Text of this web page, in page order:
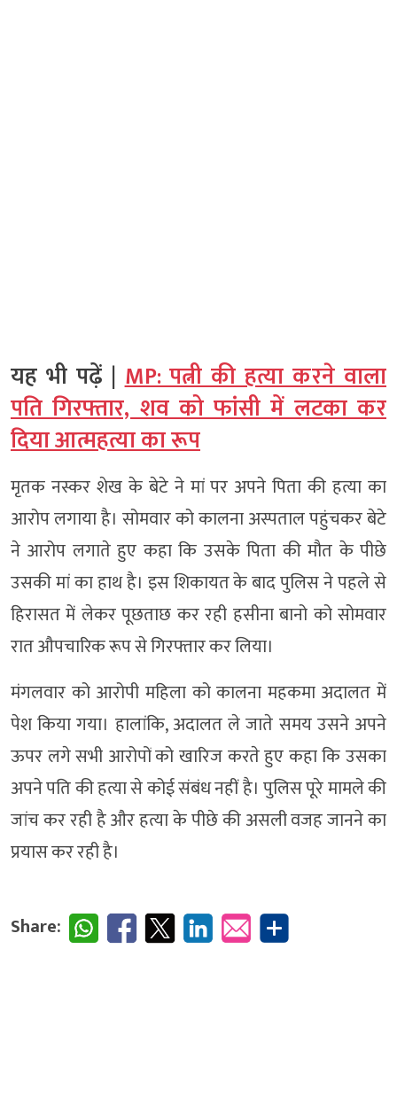
यह भी पढ़ें |MP: पत्नी की हत्या करने वाला
पति गिरफ्तार, शव को फांसी में लटका कर
दिया आत्महत्या का रूप
मृतक नस्कर शेख के बेटे ने मां पर अपने पिता की हत्या का
आरोप लगाया है। सोमवार को कालना अस्पताल पहुंचकर बेटे
ने आरोप लगाते हुए कहा कि उसके पिता की मौत के पीछे
उसकी मां का हाथ है। इस शिकायत के बाद पुलिस ने पहले से
हिरासत में लेकर पूछताछ कर रही हसीना बानो को सोमवार
रात औपचारिक रूप से गिरफ्तार कर लिया।
मंगलवार को आरोपी महिला को कालना महकमा अदालत में
पेश किया गया। हालांकि, अदालत ले जाते समय उसने अपने
ऊपर लगे सभी आरोपों को खारिज करते हुए कहा कि उसका
अपने पति की हत्या से कोई संबंध नहीं है। पुलिस पूरे मामले की
जांच कर रही है और हत्या के पीछे की असली वजह जानने का
प्रयास कर रही है।
Share: